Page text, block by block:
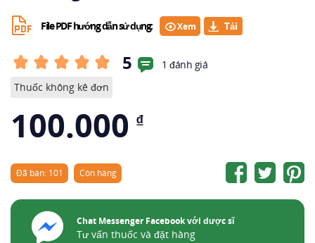
File PDF hướng dẫn sử dụng: Xem
5
1 đánh giá
Thuốc không kê đơn
100.000 ₫
Đã bán: 101 Còn hàng
Chat Messenger Facebook với dược sĩ
Tư vấn thuốc và đặt hàng